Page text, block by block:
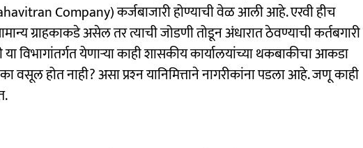
Company) कर्जबाजारी होण्याची वेळ आली आहे. एरवी हीच
ग्राहकाकडे असेल तर त्याची जोडणी तोडून अंधारात ठेवण्याची कर्तबगारी
या विभागांतर्गत येणाऱ्या काही शासकीय कार्यालयांच्या थकबाकीचा आकडा
वसूल होत नाही? असा प्रश्‍न यानिमित्ताने नागरीकांना पडला आहे. जणू काही